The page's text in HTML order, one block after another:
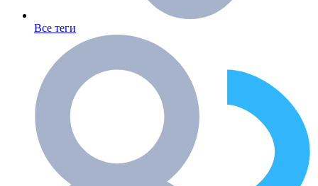
Все теги